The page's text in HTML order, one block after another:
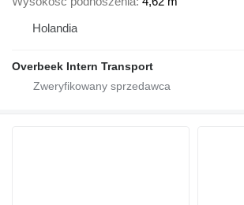
Holandia
Overbeek Intern Transport